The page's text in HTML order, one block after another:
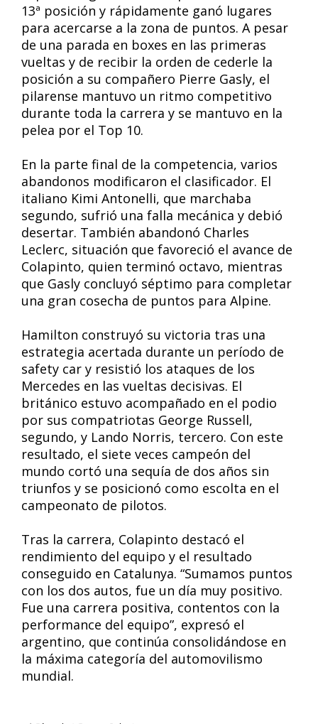
13ª posición y rápidamente ganó lugares
para acercarse a la zona de puntos. A pesar
de una parada en boxes en las primeras
vueltas y de recibir la orden de cederle la
posición a su compañero Pierre Gasly, el
pilarense mantuvo un ritmo competitivo
durante toda la carrera y se mantuvo en la
pelea por el Top 10.
En la parte final de la competencia, varios
abandonos modificaron el clasificador. El
italiano Kimi Antonelli, que marchaba
segundo, sufrió una falla mecánica y debió
desertar. También abandonó Charles
Leclerc, situación que favoreció el avance de
Colapinto, quien terminó octavo, mientras
que Gasly concluyó séptimo para completar
una gran cosecha de puntos para Alpine.
Hamilton construyó su victoria tras una
estrategia acertada durante un período de
safety car y resistió los ataques de los
Mercedes en las vueltas decisivas. El
británico estuvo acompañado en el podio
por sus compatriotas George Russell,
segundo, y Lando Norris, tercero. Con este
resultado, el siete veces campeón del
mundo cortó una sequía de dos años sin
triunfos y se posicionó como escolta en el
campeonato de pilotos.
Tras la carrera, Colapinto destacó el
rendimiento del equipo y el resultado
conseguido en Catalunya. “Sumamos puntos
con los dos autos, fue un día muy positivo.
Fue una carrera positiva, contentos con la
performance del equipo”, expresó el
argentino, que continúa consolidándose en
la máxima categoría del automovilismo
mundial.